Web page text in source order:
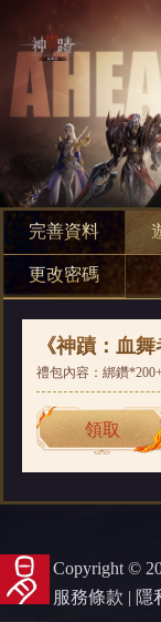
完善資料
更改密碼
《神蹟：血
禮包內容：綁鑽
領取
Copyright ©
服務條款 | 隱